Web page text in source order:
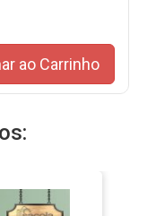
ao Carrinho